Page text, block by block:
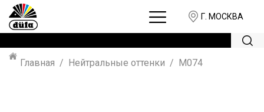
Г. МОСКВА
Главная Нейтральные оттенки M074